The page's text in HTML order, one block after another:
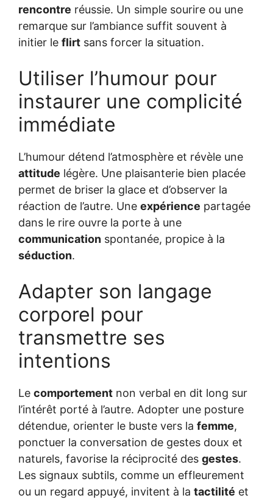
rencontre réussie. Un simple sourire ou une
remarque sur l’ambiance suffit souvent à
initier le flirt sans forcer la situation.
Utiliser l’humour pour
instaurer une complicité
immédiate
L’humour détend l’atmosphère et révèle une
attitude légère. Une plaisanterie bien placée
permet de briser la glace et d’observer la
réaction de l’autre. Une expérience partagée
dans le rire ouvre la porte à une
communication spontanée, propice à la
séduction.
Adapter son langage
corporel pour
transmettre ses
intentions
Le comportement non verbal en dit long sur
l’intérêt porté à l’autre. Adopter une posture
détendue, orienter le buste vers la femme,
ponctuer la conversation de gestes doux et
naturels, favorise la réciprocité des gestes.
Les signaux subtils, comme un effleurement
ou un regard appuyé, invitent à la tactilité et